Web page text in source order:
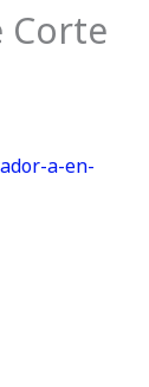
Corte
a-en-